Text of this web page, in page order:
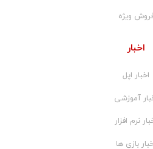
ویژه
اخبار
اخبار اپل
آموزشی
نرم افزار
بازی ها